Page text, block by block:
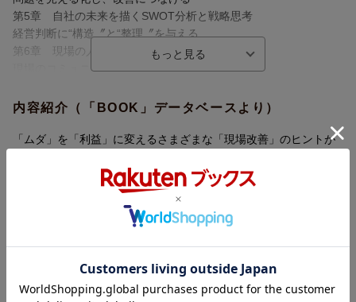
第5章 自社の未来を描くSWOT分析と戦略思考
経営判断に“構造〞と“整理〞を与える
第6章 現場の人材育成が会社の未来を変える
現場のコミュニケーションに必要なこと
コンサルの手を離れても現場が回るためには
内容紹介（「BOOK」データベースより）
「ムダ」を「利益」に変えるさまざまな「現場改善」のヒントが
解説。利益を生む現場は、こうしてつくる。
目次（「BOOK」データベースより）
第１章 現場が動けば会社が変わる なぜ“見える化”が中小企業経
営に効くのか／第２章 「情報」を「見える化」する 経営判断
は“見える情報”がなければできない／第３章 「日常管理」を「見